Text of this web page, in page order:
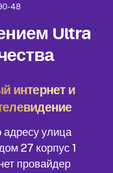
48
Ultra
интернет и
улица
27 корпус 1
провайдер